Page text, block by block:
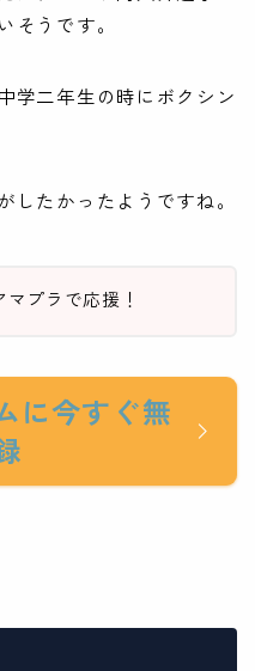
そうです。
学二年生の時にボクシン
たかったようですね。
プラで応援！
に今すぐ無